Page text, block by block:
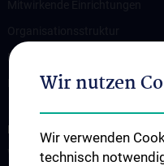
News
INFORMATIONEN FÜR
Was ist ein Comprehensive
Wir nutzen
Wir verwenden
technisch